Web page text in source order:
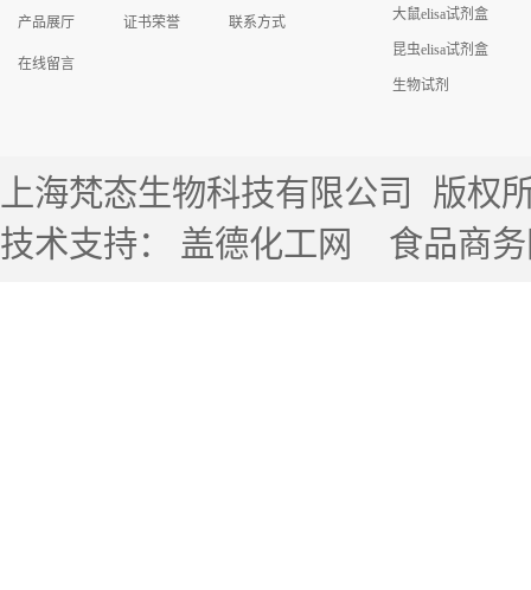
产品展厅 证书荣誉 联系方式
在线留言
大鼠elisa试剂盒
昆虫elisa试剂盒
生物试剂
上海梵态生物科技有限公司
版权
技术支持： 盖德化工网 食品商